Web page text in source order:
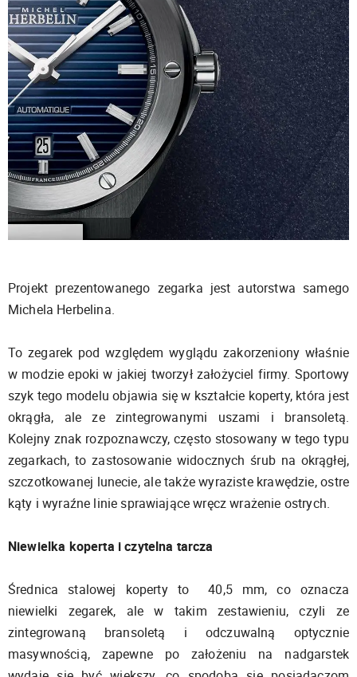
Projekt prezentowanego zegarka jest autorstwa samego
Michela Herbelina.
To zegarek pod względem wyglądu zakorzeniony właśnie
w modzie epoki w jakiej tworzył założyciel firmy. Sportowy
szyk tego modelu objawia się w kształcie koperty, która jest
okrągła, ale ze zintegrowanymi uszami i bransoletą.
Kolejny znak rozpoznawczy, często stosowany w tego typu
zegarkach, to zastosowanie widocznych śrub na okrągłej,
szczotkowanej lunecie, ale także wyraziste krawędzie, ostre
kąty i wyraźne linie sprawiające wręcz wrażenie ostrych.
Niewielka koperta i czytelna tarcza
Średnica stalowej koperty to 40,5 mm, co oznacza
niewielki zegarek, ale w takim zestawieniu, czyli ze
zintegrowaną bransoletą i odczuwalną optycznie
masywnością, zapewne po założeniu na nadgarstek